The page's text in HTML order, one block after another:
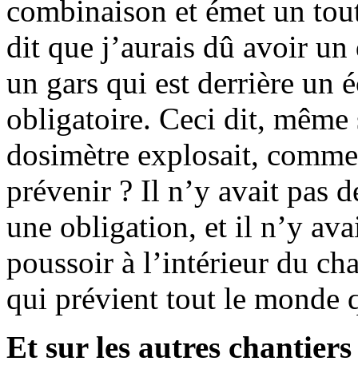
combinaison et émet un
dit que j’aurais dû avoir
un gars qui est derrière un
obligatoire. Ceci dit,
dosimètre explosait,
prévenir ? Il n’y avait pas
une obligation, et il n’y
poussoir à l’intérieur du
qui prévient tout le monde
Et sur les autres chantiers